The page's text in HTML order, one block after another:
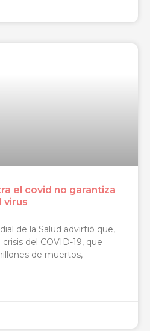
el covid no garantiza
virus
de la Salud advirtió que,
del COVID-19, que
de muertos,